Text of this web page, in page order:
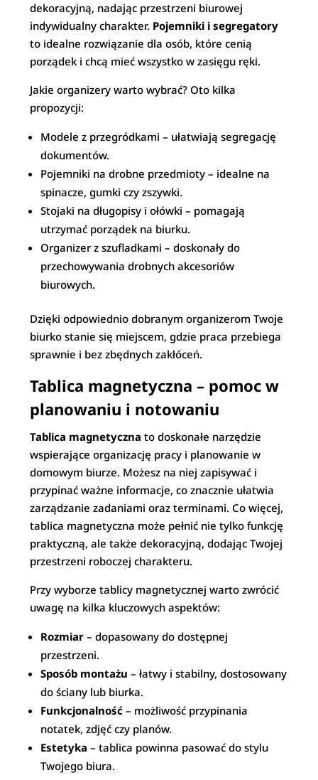
dekoracyjną, nadając przestrzeni biurowej
indywidualny charakter. Pojemniki i segregatory
to idealne rozwiązanie dla osób, które cenią
porządek i chcą mieć wszystko w zasięgu ręki.
Jakie organizery warto wybrać? Oto kilka
propozycji:
Modele z przegródkami – ułatwiają segregację
dokumentów.
Pojemniki na drobne przedmioty – idealne na
spinacze, gumki czy zszywki.
Stojaki na długopisy i ołówki – pomagają
utrzymać porządek na biurku.
Organizer z szufladkami – doskonały do
przechowywania drobnych akcesoriów
biurowych.
Dzięki odpowiednio dobranym organizerom Twoje
biurko stanie się miejscem, gdzie praca przebiega
sprawnie i bez zbędnych zakłóceń.
Tablica magnetyczna – pomoc w
planowaniu i notowaniu
Tablica magnetyczna to doskonałe narzędzie
wspierające organizację pracy i planowanie w
domowym biurze. Możesz na niej zapisywać i
przypinać ważne informacje, co znacznie ułatwia
zarządzanie zadaniami oraz terminami. Co więcej,
tablica magnetyczna może pełnić nie tylko funkcję
praktyczną, ale także dekoracyjną, dodając Twojej
przestrzeni roboczej charakteru.
Przy wyborze tablicy magnetycznej warto zwrócić
uwagę na kilka kluczowych aspektów:
Rozmiar – dopasowany do dostępnej
przestrzeni.
Sposób montażu – łatwy i stabilny, dostosowany
do ściany lub biurka.
Funkcjonalność – możliwość przypinania
notatek, zdjęć czy planów.
Estetyka – tablica powinna pasować do stylu
Twojego biura.